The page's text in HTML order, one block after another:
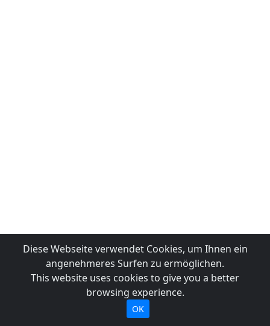
Diese Webseite verwendet Cookies, um Ihnen ein
angenehmeres Surfen zu ermöglichen.
This website uses cookies to give you a better
browsing experience.
OK